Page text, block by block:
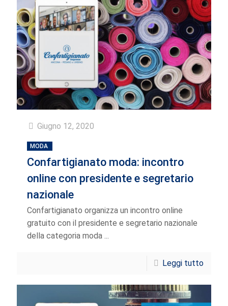
Giugno 12, 2020
MODA
Confartigianato moda: incontro
online con presidente e segretario
nazionale
Confartigianato organizza un incontro online
gratuito con il presidente e segretario nazionale
della categoria moda ...
Leggi tutto